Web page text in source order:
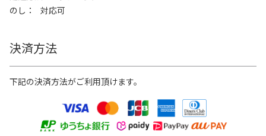
のし
対応可
決済方法
下記の決済方法がご利用頂けます。